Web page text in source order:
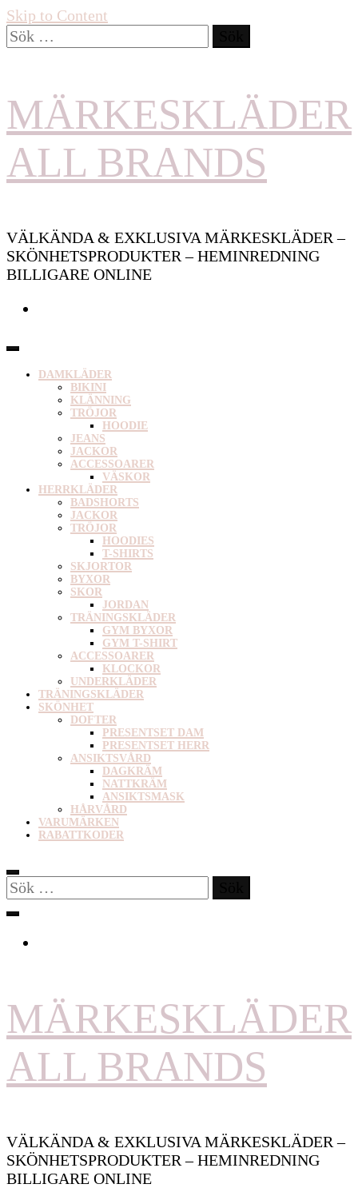
Skip to Content
Sök
efter:
MÄRKESKLÄDER
ALL BRANDS
VÄLKÄNDA & EXKLUSIVA MÄRKESKLÄDER –
SKÖNHETSPRODUKTER – HEMINREDNING
BILLIGARE ONLINE
DAMKLÄDER
BIKINI
KLÄNNING
TRÖJOR
HOODIE
JEANS
JACKOR
ACCESSOARER
VÄSKOR
HERRKLÄDER
BADSHORTS
JACKOR
TRÖJOR
HOODIES
T-SHIRTS
SKJORTOR
BYXOR
SKOR
JORDAN
TRÄNINGSKLÄDER
GYM BYXOR
GYM T-SHIRT
ACCESSOARER
KLOCKOR
UNDERKLÄDER
TRÄNINGSKLÄDER
SKÖNHET
DOFTER
PRESENTSET DAM
PRESENTSET HERR
ANSIKTSVÅRD
DAGKRÄM
NATTKRÄM
ANSIKTSMASK
HÅRVÅRD
VARUMÄRKEN
RABATTKODER
Sök
efter:
MÄRKESKLÄDER
ALL BRANDS
VÄLKÄNDA & EXKLUSIVA MÄRKESKLÄDER –
SKÖNHETSPRODUKTER – HEMINREDNING
BILLIGARE ONLINE